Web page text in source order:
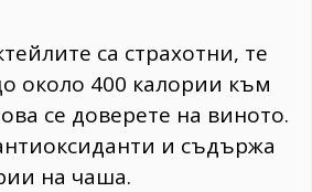
са страхотни, те
около 400 калории към
се доверете на виното.
и съдържа
на чаша.